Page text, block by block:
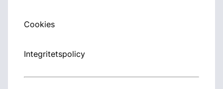
Cookies
Integritetspolicy